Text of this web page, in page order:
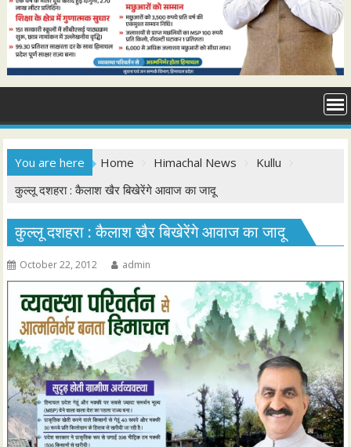
You are here Home Himachal News
Kullu
कुल्लू दशहरा : कैलाश खैर बिखेरेंगे आवाज का जादू
कुल्लू दशहरा : कैलाश खैर बिखेरेंगे आवाज का जादू
October 22, 2012 admin